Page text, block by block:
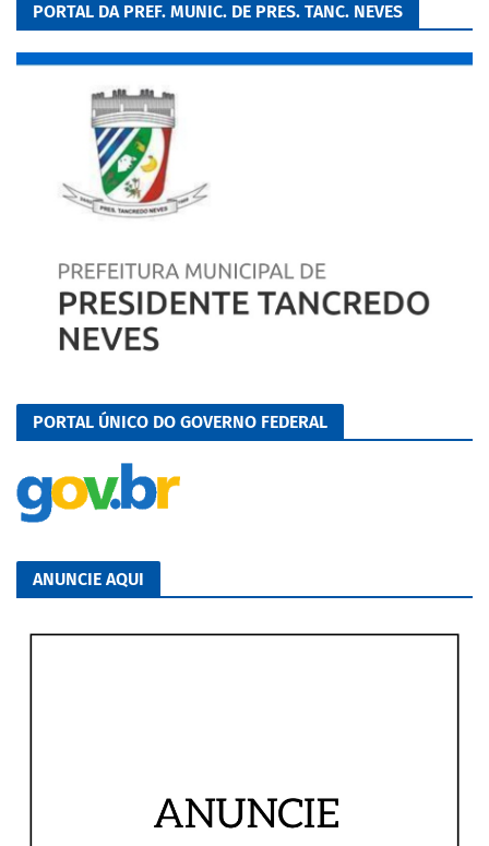
PORTAL DA PREF. MUNIC. DE PRES. TANC. NEVES
PORTAL ÚNICO DO GOVERNO FEDERAL
ANUNCIE AQUI